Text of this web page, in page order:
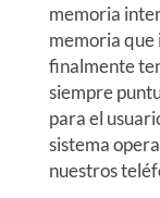
memoria
memoria que
finalmente
siempre
para el
sistema
nuestros